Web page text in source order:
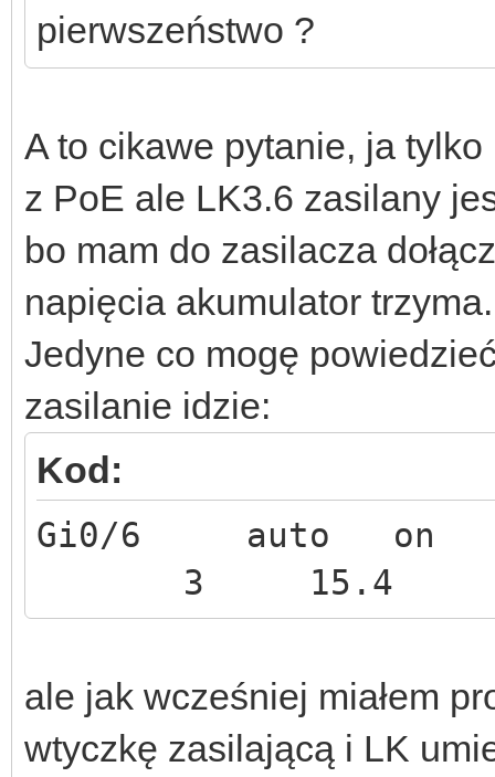
pierwszeństwo ?
A to cikawe pytanie, ja
z PoE ale LK3.6 zasilany
bo mam do zasilacza
napięcia akumulator trzyma.
Jedyne co mogę
zasilanie idzie:
Kod:
Gi0/6 auto
3 15.4
ale jak wcześniej miałem
wtyczkę zasilającą i LK